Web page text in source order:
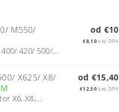
M550/
420/ 500/...
od €10
€8,10bez DPH
X625/ X8/
X6, X8,...
od €15,40
€12,50bez DPH